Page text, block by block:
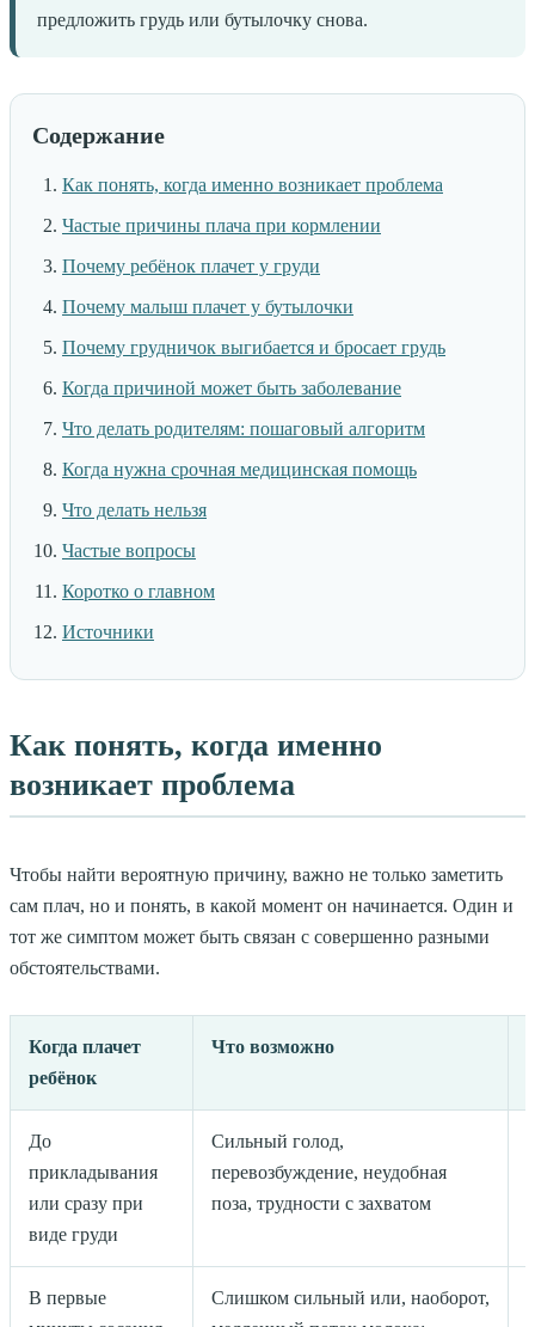
предложить грудь или бутылочку снова.
Содержание
Как понять, когда именно возникает проблема
Частые причины плача при кормлении
Почему ребёнок плачет у груди
Почему малыш плачет у бутылочки
Почему грудничок выгибается и бросает грудь
Когда причиной может быть заболевание
Что делать родителям: пошаговый алгоритм
Когда нужна срочная медицинская помощь
Что делать нельзя
Частые вопросы
Коротко о главном
Источники
Как понять, когда именно
возникает проблема
Чтобы найти вероятную причину, важно не только заметить
сам плач, но и понять, в какой момент он начинается. Один и
тот же симптом может быть связан с совершенно разными
обстоятельствами.
Когда плачет
ребёнок
Что возможно
До
прикладывания
или сразу при
виде груди
Сильный голод,
перевозбуждение, неудобная
поза, трудности с захватом
В первые
Слишком сильный или, наоборот,